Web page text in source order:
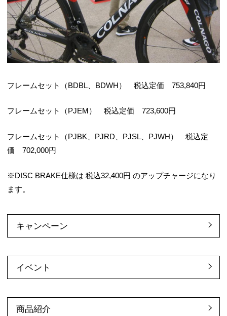
フレームセット（BDBL、BDWH） 税込定価 753,840円
フレームセット（PJEM） 税込定価 723,600円
フレームセット（PJBK、PJRD、PJSL、PJWH） 税込定
価 702,000円
※DISC BRAKE仕様は 税込32,400円 のアップチャージになり
ます。
キャンペーン
イベント
商品紹介